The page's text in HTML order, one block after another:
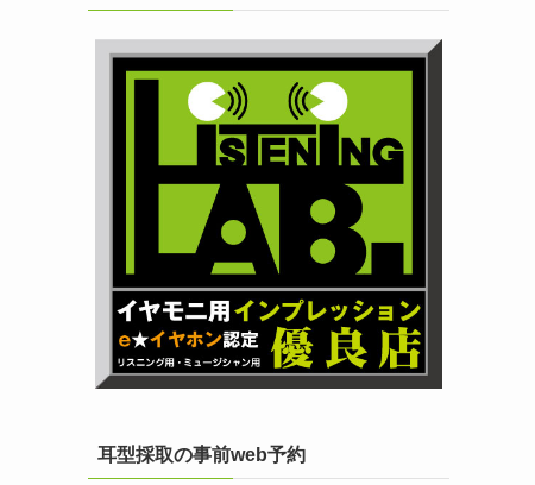
耳型採取の事前web予約